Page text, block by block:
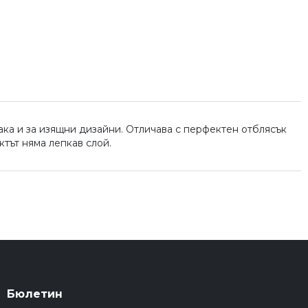
и за изящни дизайни. Отличава с перфектен отблясък
няма лепкав слой.
Бюлетин